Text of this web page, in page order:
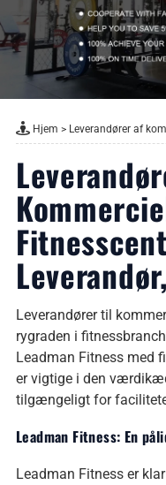
Hjem > Leverandører af
Leverandører til
rygraden i
Leadman Fitness med
er vigtige i den
tilgængeligt for
Leadman Fitness: En
Leadman Fitness er